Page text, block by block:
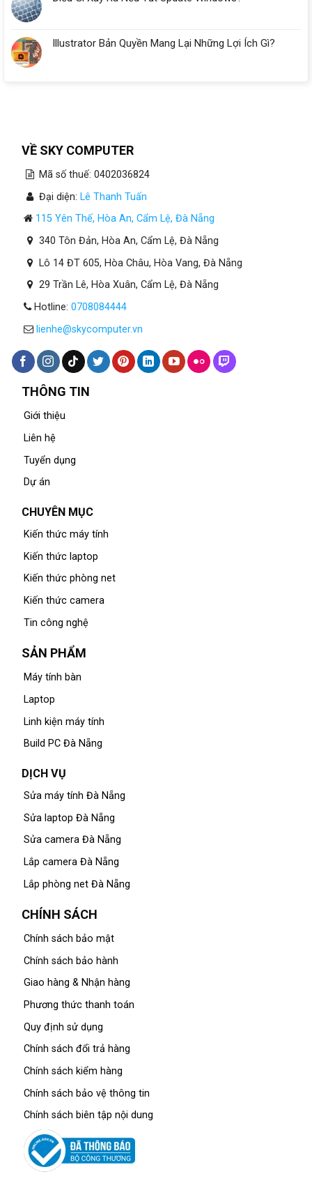
Illustrator Bản Quyền Mang Lại Những Lợi Ích Gì?
VỀ SKY COMPUTER
Mã số thuế: 0402036824
Đại diện: Lê Thanh Tuấn
115 Yên Thế, Hòa An, Cẩm Lệ, Đà Nẵng
340 Tôn Đản, Hòa An, Cẩm Lệ, Đà Nẵng
Lô 14 ĐT 605, Hòa Châu, Hòa Vang, Đà Nẵng
29 Trần Lê, Hòa Xuân, Cẩm Lệ, Đà Nẵng
Hotline: 0708084444
lienhe@skycomputer.vn
THÔNG TIN
Giới thiệu
Liên hệ
Tuyển dụng
Dự án
CHUYÊN MỤC
Kiến thức máy tính
Kiến thức laptop
Kiến thức phòng net
Kiến thức camera
Tin công nghệ
SẢN PHẨM
Máy tính bàn
Laptop
Linh kiện máy tính
Build PC Đà Nẵng
DỊCH VỤ
Sửa máy tính Đà Nẵng
Sửa laptop Đà Nẵng
Sửa camera Đà Nẵng
Lắp camera Đà Nẵng
Lắp phòng net Đà Nẵng
CHÍNH SÁCH
Chính sách bảo mật
Chính sách bảo hành
Giao hàng & Nhận hàng
Phương thức thanh toán
Quy định sử dụng
Chính sách đổi trả hàng
Chính sách kiểm hàng
Chính sách bảo vệ thông tin
Chính sách biên tập nội dung